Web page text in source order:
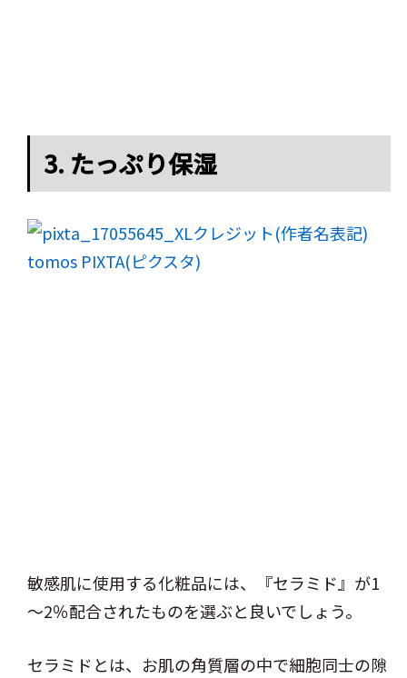
3. たっぷり保湿
敏感肌に使用する化粧品には、『セラミド』が1
～2％配合されたものを選ぶと良いでしょう。
セラミドとは、お肌の角質層の中で細胞同士の隙